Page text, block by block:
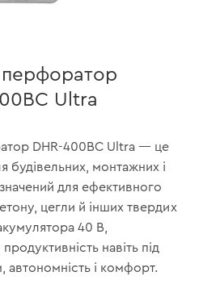
Ultra
DHR-400BC Ultra — це
будівельних, монтажних і
для ефективного
цегли й інших твердих
40 В,
навіть під
і комфорт.